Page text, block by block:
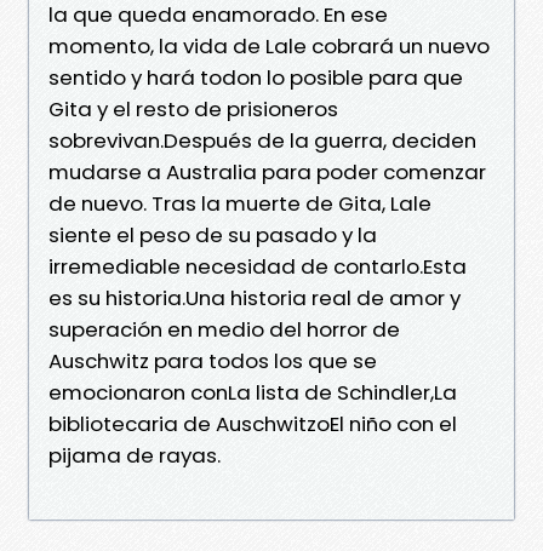
la que queda enamorado. En ese
momento, la vida de Lale cobrará un nuevo
sentido y hará todon lo posible para que
Gita y el resto de prisioneros
sobrevivan.Después de la guerra, deciden
mudarse a Australia para poder comenzar
de nuevo. Tras la muerte de Gita, Lale
siente el peso de su pasado y la
irremediable necesidad de contarlo.Esta
es su historia.Una historia real de amor y
superación en medio del horror de
Auschwitz para todos los que se
emocionaron conLa lista de Schindler,La
bibliotecaria de AuschwitzoEl niño con el
pijama de rayas.